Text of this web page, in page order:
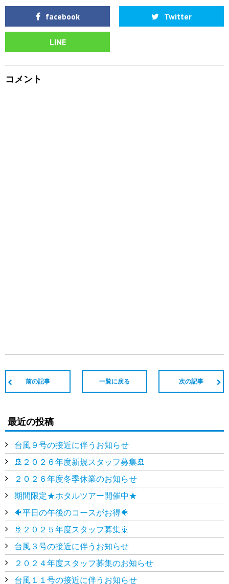
facebook Twitter
LINE
コメント
前の記事 一覧に戻る 次の記事
最近の投稿
台風９号の接近に伴うお知らせ
🚢２０２６年度新規スタッフ募集🚢
２０２６年度冬季休業のお知らせ
期間限定★ホタルツアー開催中★
🐠平日の午後のコースがお得🐠
🚢２０２５年度スタッフ募集🚢
台風３号の接近に伴うお知らせ
２０２４年度スタッフ募集のお知らせ
台風１１号の接近に伴うお知らせ